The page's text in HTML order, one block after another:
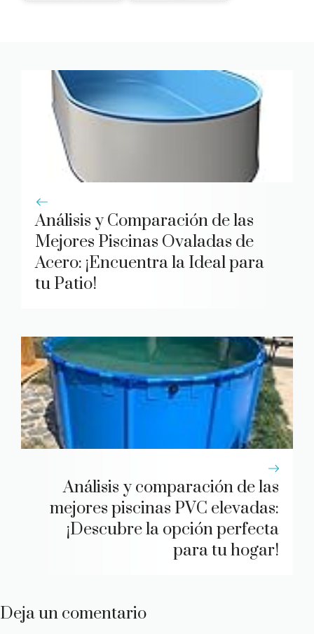
Análisis y Comparación de las
Mejores Piscinas Ovaladas de
Acero: ¡Encuentra la Ideal para
tu Patio!
Análisis y comparación de las
mejores piscinas PVC elevadas:
¡Descubre la opción perfecta
para tu hogar!
Deja un comentario